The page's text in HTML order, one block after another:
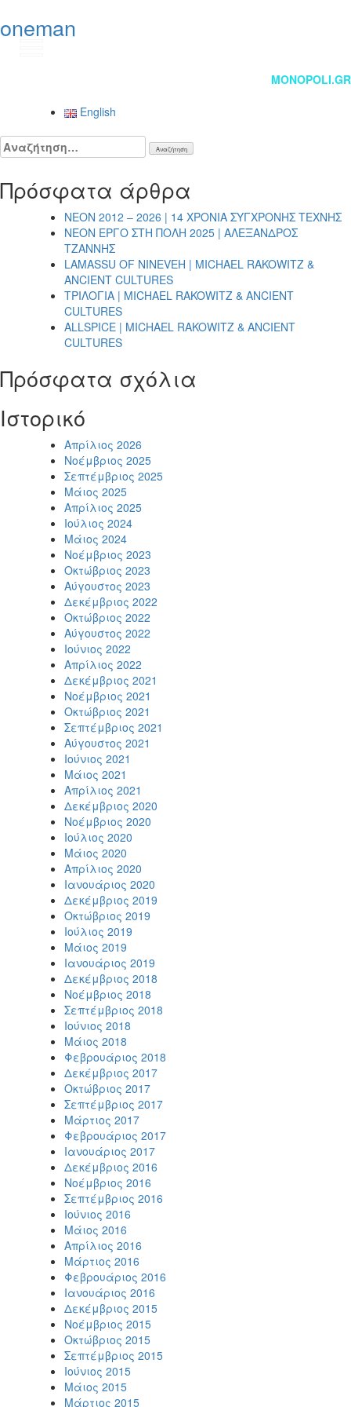
oneman
άρθρων
MONOPOLI.GR
English
Αναζήτηση
για:
Πρόσφατα άρθρα
NEON 2012 – 2026 | 14 ΧΡΟΝΙΑ ΣΥΓΧΡΟΝΗΣ ΤΕΧΝΗΣ
NEON ΕΡΓΟ ΣΤΗ ΠΟΛΗ 2025 | ΑΛΕΞΑΝΔΡΟΣ
ΤΖΑΝΝΗΣ
LAMASSU OF NINEVEH | MICHAEL RAKOWITZ &
ANCIENT CULTURES
ΤΡΙΛΟΓΙΑ | MICHAEL RAKOWITZ & ANCIENT
CULTURES
ALLSPICE | MICHAEL RAKOWITZ & ANCIENT
CULTURES
Πρόσφατα σχόλια
Ιστορικό
Απρίλιος 2026
Νοέμβριος 2025
Σεπτέμβριος 2025
Μάιος 2025
Απρίλιος 2025
Ιούλιος 2024
Μάιος 2024
Νοέμβριος 2023
Οκτώβριος 2023
Αύγουστος 2023
Δεκέμβριος 2022
Οκτώβριος 2022
Αύγουστος 2022
Ιούνιος 2022
Απρίλιος 2022
Δεκέμβριος 2021
Νοέμβριος 2021
Οκτώβριος 2021
Σεπτέμβριος 2021
Αύγουστος 2021
Ιούνιος 2021
Μάιος 2021
Απρίλιος 2021
Δεκέμβριος 2020
Νοέμβριος 2020
Ιούλιος 2020
Μάιος 2020
Απρίλιος 2020
Ιανουάριος 2020
Δεκέμβριος 2019
Οκτώβριος 2019
Ιούλιος 2019
Μάιος 2019
Ιανουάριος 2019
Δεκέμβριος 2018
Νοέμβριος 2018
Σεπτέμβριος 2018
Ιούνιος 2018
Μάιος 2018
Φεβρουάριος 2018
Δεκέμβριος 2017
Οκτώβριος 2017
Σεπτέμβριος 2017
Μάρτιος 2017
Φεβρουάριος 2017
Ιανουάριος 2017
Δεκέμβριος 2016
Νοέμβριος 2016
Σεπτέμβριος 2016
Ιούνιος 2016
Μάιος 2016
Απρίλιος 2016
Μάρτιος 2016
Φεβρουάριος 2016
Ιανουάριος 2016
Δεκέμβριος 2015
Νοέμβριος 2015
Οκτώβριος 2015
Σεπτέμβριος 2015
Ιούνιος 2015
Μάιος 2015
Μάρτιος 2015